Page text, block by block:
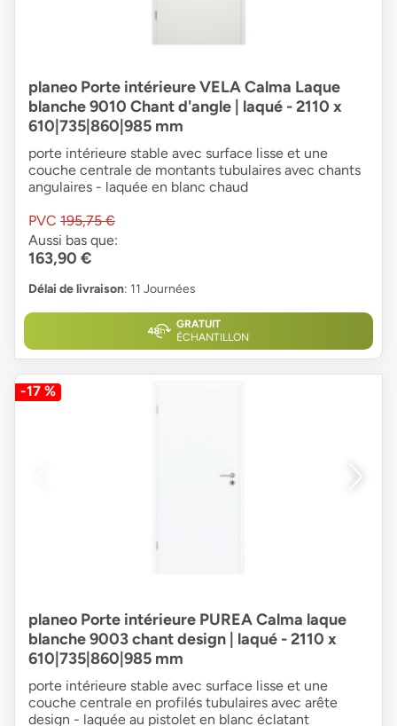
planeo Porte intérieure VELA Calma Laque
blanche 9010 Chant d'angle | laqué - 2110 x
610|735|860|985 mm
porte intérieure stable avec surface lisse et une
couche centrale de montants tubulaires avec chants
angulaires - laquée en blanc chaud
PVC 195,75 €
Aussi bas que:
163,90 €
Délai de livraison: 11 Journées
GRATUIT
ÉCHANTILLON
-17 %
planeo Porte intérieure PUREA Calma laque
blanche 9003 chant design | laqué - 2110 x
610|735|860|985 mm
porte intérieure stable avec surface lisse et une
couche centrale en profilés tubulaires avec arête
design - laquée au pistolet en blanc éclatant